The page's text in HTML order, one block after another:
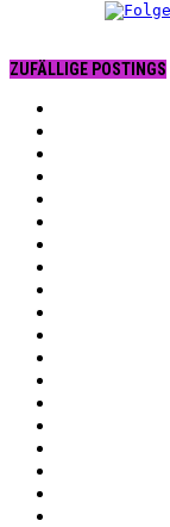
ZUFÄLLIGE POSTINGS